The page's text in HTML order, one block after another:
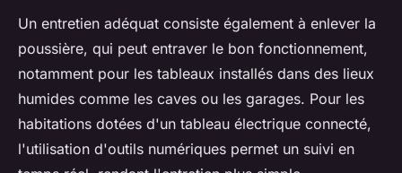
Un entretien adéquat consiste également à enlever la
poussière, qui peut entraver le bon fonctionnement,
notamment pour les tableaux installés dans des lieux
humides comme les caves ou les garages. Pour les
habitations dotées d'un tableau électrique connecté,
l'utilisation d'outils numériques permet un suivi en